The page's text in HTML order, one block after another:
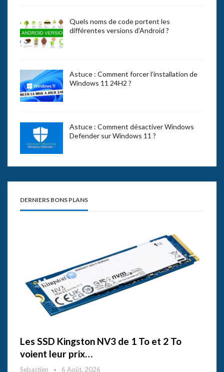
Quels noms de code portent les
différentes versions d’Android ?
Astuce : Comment forcer l’installation de
Windows 11 24H2 ?
Astuce : Comment désactiver Windows
Defender sur Windows 11 ?
DERNIERS BONS PLANS
Les SSD Kingston NV3 de 1 To et 2 To
voient leur prix…
Sebastien 6 Août, 2026